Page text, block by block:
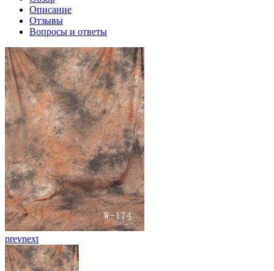
Описание
Отзывы
Вопросы и ответы
prevnext